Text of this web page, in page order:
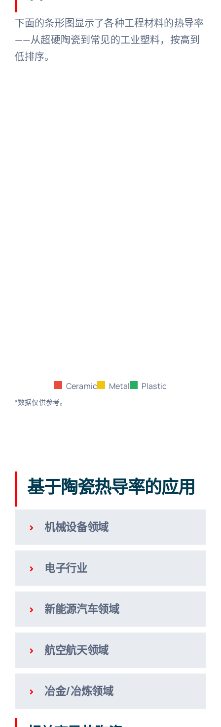
下面的条形图显示了各种工程材料的热导率
——从超硬陶瓷到常见的工业塑料，按高到
低排序。
Ceramic Metal Plastic
*数据仅供参考。
基于陶瓷热导率的应用
机械设备领域
电子行业
新能源汽车领域
航空航天领域
冶金/冶炼领域